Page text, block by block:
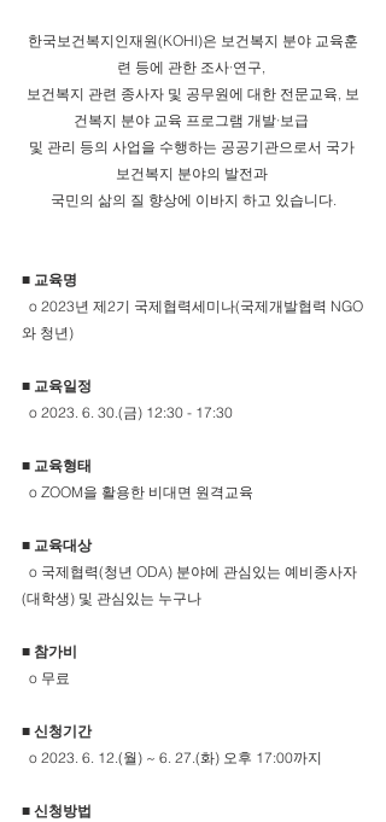
한국보건복지인재원(KOHI)은 보건복지 분야 교육훈
련 등에 관한 조사·연구,
보건복지 관련 종사자 및 공무원에 대한 전문교육, 보
건복지 분야 교육 프로그램 개발·보급
및 관리 등의 사업을 수행하는 공공기관으로서 국가
보건복지 분야의 발전과
국민의 삶의 질 향상에 이바지 하고 있습니다.
■ 교육명
와 청년)
■ 교육일정
  o 2023. 6. 30.(금) 12:30 - 17:30
■ 교육형태
  o ZOOM을 활용한 비대면 원격교육
■ 교육대상
(대학생) 및 관심있는 누구나
■ 참가비
  o 무료
■ 신청기간
  o 2023. 6. 12.(월) ~ 6. 27.(화) 오후 17:00까지
■ 신청방법